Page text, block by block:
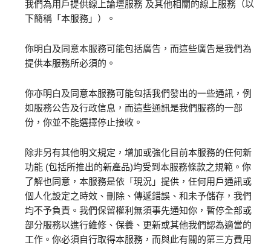
我們為用戶提供線上論壇服務 及其他相關的線上服務（以
下簡稱「本服務」）。
你明白及同意本服務可能包括廣告，而這些廣告是我們為
提供本服務所必須的。
你亦明白及同意本服務可能包括我們發出的一些通訊，例
如服務公告及行政信息，而這些通訊是我們服務的一部
份，你並不能選擇停止接收。
除非另有其他明文規定，增加或強化目前本服務的任何新
功能 (包括所推出的新產品)均受到本服務條款之規範。你
了解也同意，本服務是依「現況」提供，任何用戶通訊或
個人化設定之時效、刪除、傳遞錯誤、和未予儲存，我們
均不予負責。我們保留權利無須事先通知你，暫停全部或
部分服務以進行維修、保養、更新或其他我們認為適當的
工作。你必須自行取得本服務，而與此有關的第三方費用